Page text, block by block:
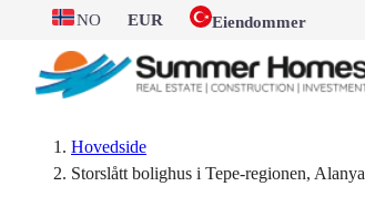
NO EUR Eiendommer
Hovedside
Storslått bolighus i Tepe-regionen, Alanya